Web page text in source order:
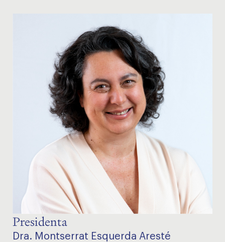
Presidenta
Dra. Montserrat Esquerda Aresté